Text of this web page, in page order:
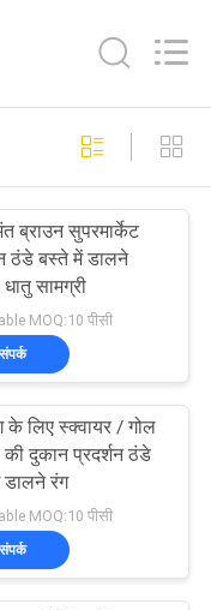
बस्ते में
41
ठंडे
39
ब्राउन सुपरमार्केट
ठंडे बस्ते में डालने
सामग्री
MOQ:10 पीसी
संपर्क
के लिए स्क्वायर / गोल
दुकान प्रदर्शन ठंडे
डालने रंग
MOQ:10 पीसी
संपर्क